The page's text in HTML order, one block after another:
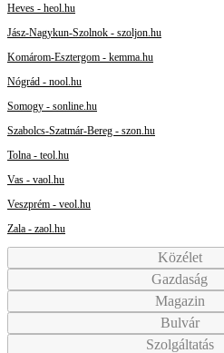
Heves - heol.hu
Jász-Nagykun-Szolnok - szoljon.hu
Komárom-Esztergom - kemma.hu
Nógrád - nool.hu
Somogy - sonline.hu
Szabolcs-Szatmár-Bereg - szon.hu
Tolna - teol.hu
Vas - vaol.hu
Veszprém - veol.hu
Zala - zaol.hu
Közélet
Gazdaság
Magazin
Bulvár
Szolgáltatás